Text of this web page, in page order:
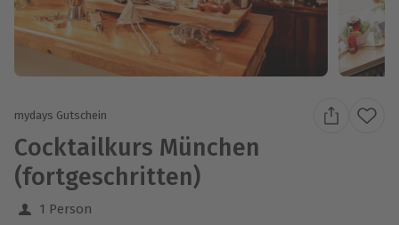
mydays Gutschein
Cocktailkurs München
(fortgeschritten)
1 Person